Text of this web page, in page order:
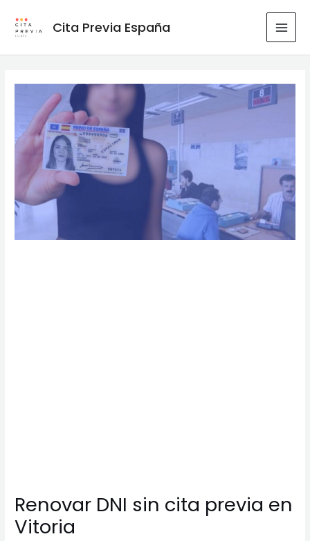
Cita Previa España
Renovar DNI sin cita previa en
Vitoria